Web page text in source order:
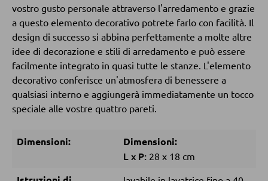
SGABELLI
Sgabelli bassi
Sgabelli da bar
Pouf
Pouf a sacco
DORMIRE
vostro gusto personale attraverso l'arredamento e grazie
a questo elemento decorativo potrete farlo con facilità. Il
design di successo si abbina perfettamente a molte altre
idee di decorazione e stili di arredamento e può essere
facilmente integrato in quasi tutte le stanze. L'elemento
decorativo conferisce un'atmosfera di benessere a
qualsiasi interno e aggiungerà immediatamente un tocco
speciale alle vostre quattro pareti.
Dimensioni: Dimensioni:
Lx P: 28 x 18 cm